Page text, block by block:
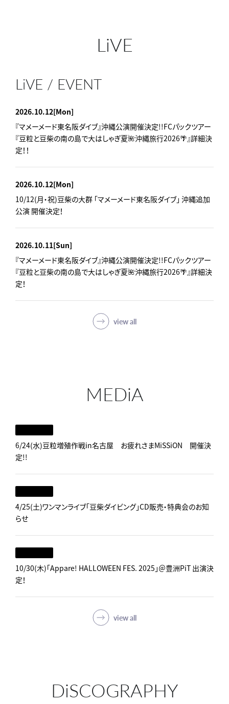
LiVE
view all
LiVE / EVENT
2026.10.12[Mon]
『マメーメード東名阪ダイブ』沖縄公演開催決定!!FCパックツアー
『豆粒と豆柴の南の島で大はしゃぎ夏🌺沖縄旅行2026🌴』詳細決
定！！
2026.10.12[Mon]
10/12(月・祝)豆柴の大群 「マメーメード東名阪ダイブ」 沖縄追加
公演 開催決定！
2026.10.11[Sun]
『マメーメード東名阪ダイブ』沖縄公演開催決定!!FCパックツアー
『豆粒と豆柴の南の島で大はしゃぎ夏🌺沖縄旅行2026🌴』詳細決
定！
MEDiA
view all
6/24(水)豆粒増殖作戦in名古屋 お疲れさまMiSSiON 開催決
定!!
4/25(土)ワンマンライブ「豆柴ダイビング」CD販売・特典会のお知
らせ
10/30(木)「Appare! HALLOWEEN FES. 2025」＠豊洲PiT 出演決
定！
DiSCOGRAPHY